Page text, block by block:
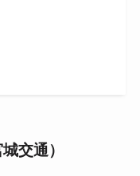
交通）